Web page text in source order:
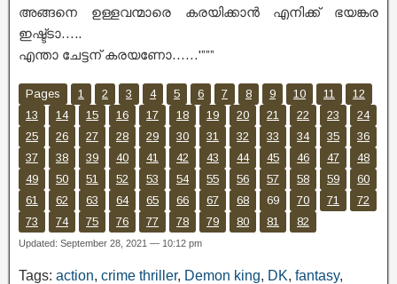
അങ്ങനെ ഉള്ളവന്മാരെ കരയിക്കാൻ എനിക്ക് ഭയങ്കര
ഇഷ്ട്ടാ…..
എന്താ ചേട്ടന് കരയണോ……'”””
Pages 1 2 3 4 5 6 7 8 9 10 11
12
13
14 15 16 17 18 19 20 21 22 23
24
25
26 27 28 29 30 31 32 33 34 35
36
37
38 39 40 41 42 43 44 45 46 47
48
49
50 51 52 53 54 55 56 57 58 59
60
61
62 63 64 65 66 67 68 69 70 71
72
73
74 75 76 77 78 79 80 81 82
Updated: September 28, 2021 — 10:12 pm
Tags: action, crime thriller, Demon king, DK, fantasy,